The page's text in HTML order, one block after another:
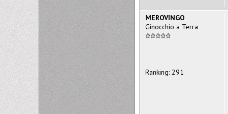
MEROVINGO
Ginocchio a Terra
Ranking: 291